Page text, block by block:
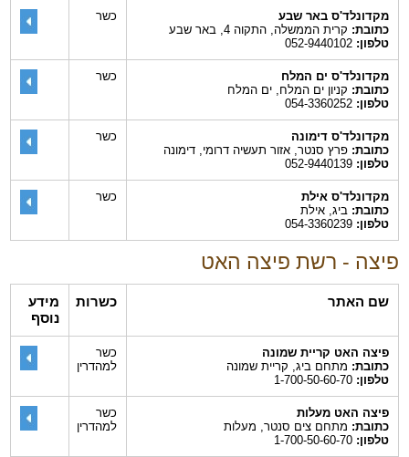
מקדונלד'ס באר שבע
כתובת:קרית הממשלה, התקוה 4, באר שבע
טלפון:052-9440102
כשר
מקדונלד'ס ים המלח
כתובת:קניון ים המלח, ים המלח
טלפון:054-3360252
כשר
מקדונלד'ס דימונה
כתובת:פרץ סנטר, אזור תעשיה דרומי, דימונה
טלפון:052-9440139
כשר
מקדונלד'ס אילת
כתובת:ביג, אילת
טלפון:054-3360239
כשר
פיצה - רשת פיצה האט
שם האתר כשרות
מידע
נוסף
פיצה האט קריית שמונה
כתובת:מתחם ביג, קריית שמונה
טלפון:1-700-50-60-70
כשר
למהדרין
פיצה האט מעלות
כתובת:מתחם צים סנטר, מעלות
טלפון:1-700-50-60-70
כשר
למהדרין